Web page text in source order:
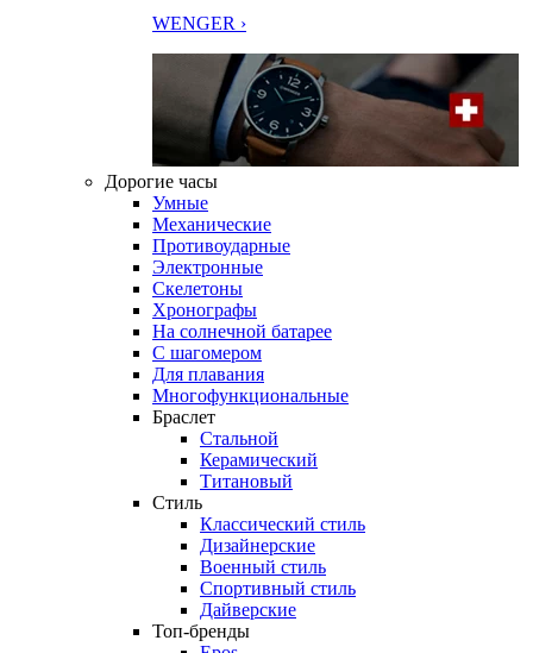
WENGER ›
Дорогие часы
Умные
Механические
Противоударные
Электронные
Скелетоны
Хронографы
На солнечной батарее
С шагомером
Для плавания
Многофункциональные
Браслет
Стальной
Керамический
Титановый
Стиль
Классический стиль
Дизайнерские
Военный стиль
Спортивный стиль
Дайверские
Топ-бренды